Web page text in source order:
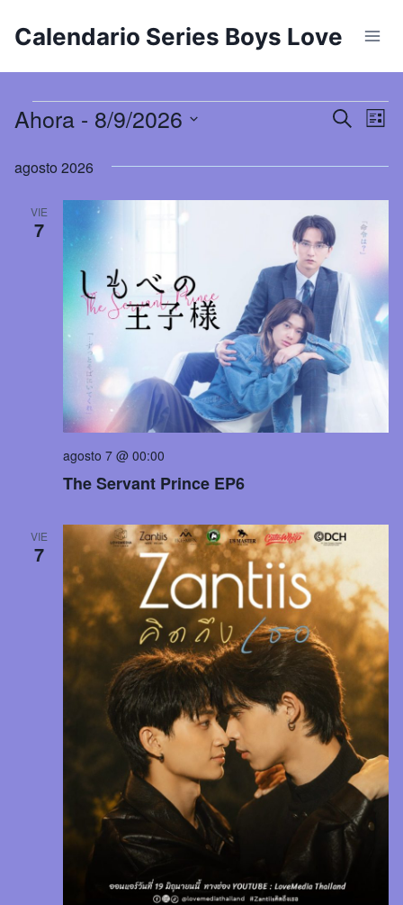
Calendario Series Boys Love
Eventos
de
y
vistas
de
Buscar
Lista
Ahora - 8/9/2026
fecha.
agosto 2026
VIE
7
The Servant Prince EP6
agosto 7 @ 00:00
VIE
7